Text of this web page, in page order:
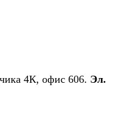
4К, офис 606. Эл.